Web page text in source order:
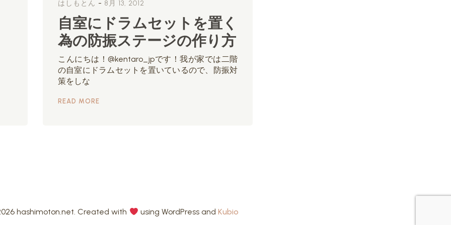
はしもとん - 8月 13, 2012
自室にドラムセットを置く
為の防振ステージの作り方
こんにちは！@kentaro_jpです！我が家では二階
の自室にドラムセットを置いているので、防振対
策をしな
READ MORE
hashimoton.net. Created with using WordPress and Kubio